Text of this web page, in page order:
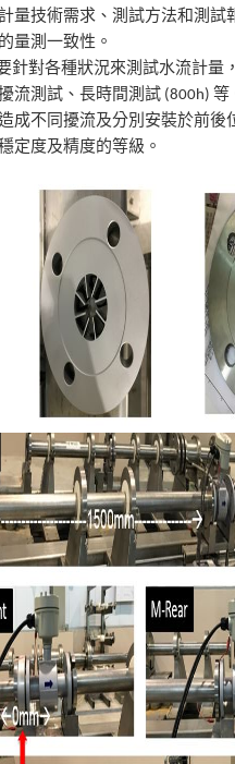
量技術需求、測試方法和測試
量測一致性。
對各種狀況來測試水流計量
流測試、長時間測試 (800h) 等
成不同擾流及分別安裝於前後
定度及精度的等級。